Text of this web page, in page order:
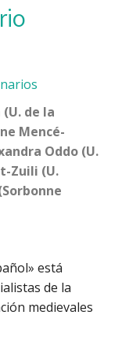
de la
Mencé-
Oddo (U.
Zuili (U.
está
de la
medievales